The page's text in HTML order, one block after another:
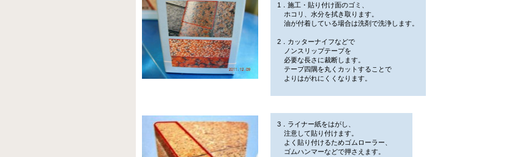
1．施工・貼り付け面のゴミ、
ホコリ、水分を拭き取ります。
油が付着している場合は洗剤で洗浄します。
2．カッターナイフなどで
ノンスリップテープを
必要な長さに裁断します。
テープ四隅を丸くカットすることで
よりはがれにくくなります。
3．ライナー紙をはがし、
注意して貼り付けます。
よく貼り付けるためゴムローラー、
ゴムハンマーなどで押さえます。